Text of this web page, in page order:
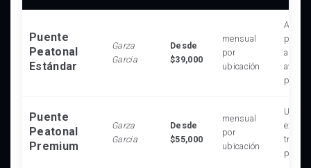
Puente
Peatonal
Estándar
Garza
Garcia
Desde
$39,000
mensual
por
ubicación
Alta
para
Puente
Peatonal
Premium
Garza
Garcia
Desde
$55,000
mensual
por
ubicación
tráfico